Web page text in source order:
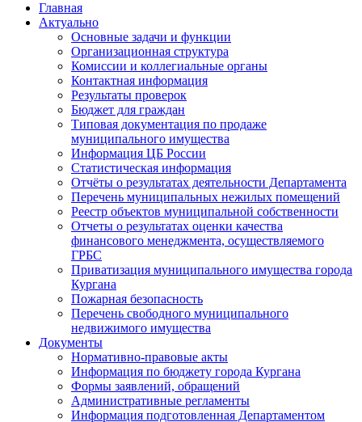
Главная
Актуально
Основные задачи и функции
Организационная структура
Комиссии и коллегиальные органы
Контактная информация
Результаты проверок
Бюджет для граждан
Типовая документация по продаже
муниципального имущества
Информация ЦБ России
Статистическая информация
Отчёты о результатах деятельности Департамента
Перечень муниципальных нежилых помещений
Реестр объектов муниципальной собственности
Отчеты о результатах оценки качества
финансового менеджмента, осуществляемого
ГРБС
Приватизация муниципального имущества города
Кургана
Пожарная безопасность
Перечень свободного муниципального
недвижимого имущества
Документы
Нормативно-правовые акты
Информация по бюджету города Кургана
Формы заявлений, обращений
Административные регламенты
Информация подготовленная Департаментом